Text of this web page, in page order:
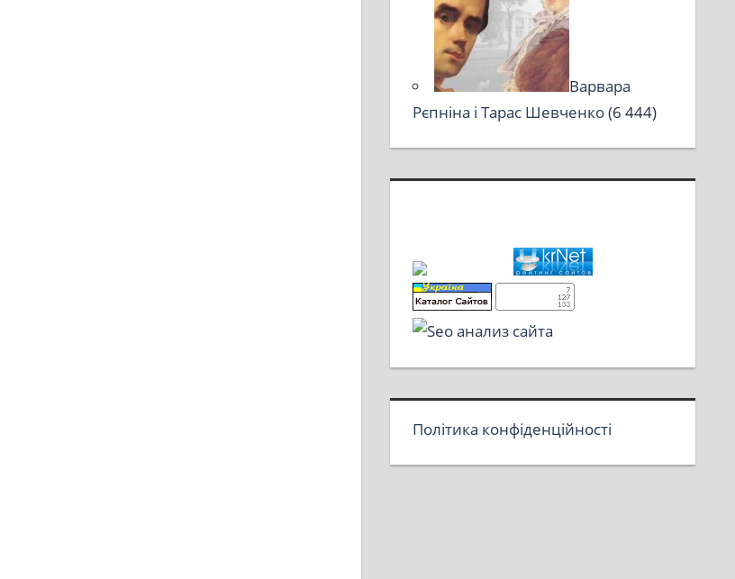
Варвара
Рєпніна і Тарас Шевченко(6 444)
Політика конфіденційності